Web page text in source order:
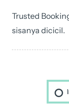
Trusted
sisanya dicicil.